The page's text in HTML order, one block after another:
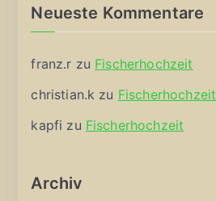
Neueste Kommentare
franz.r zu Fischerhochzeit
christian.k zu Fischerhochzeit
kapfi zu Fischerhochzeit
Archiv